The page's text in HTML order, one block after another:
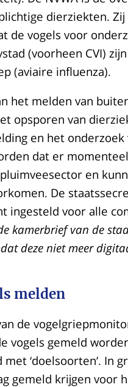
dierziekten.
de vogels voor
(voorheen CVI)
(aviaire influenza).
het melden van
opsporen van
en het
dat er
en
De
ingesteld voor alle
kamerbrief van de
deze niet meer
melden
de
vogels gemeld
‘doelsoorten’. In
gemeld krijgen voor